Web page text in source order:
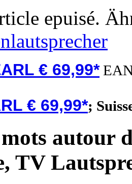
epuisé.
€ 69,99*
€ 69,99*;
autour
TV